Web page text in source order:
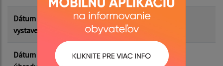
Dátum
vystavenia
26.05.2026
Dátum
04.06.2026